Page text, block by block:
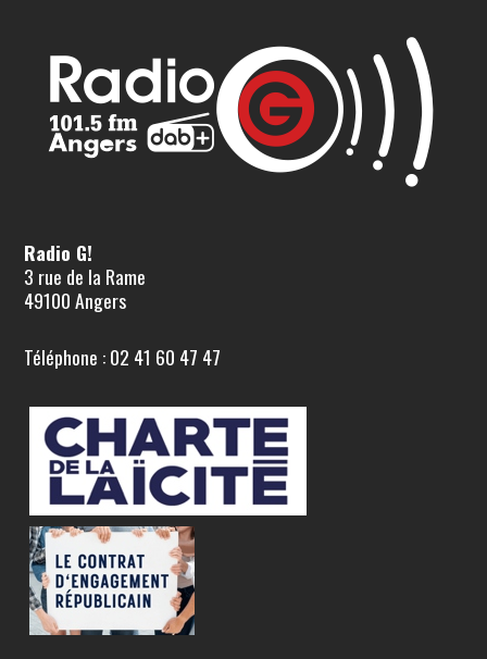
Radio G!
3 rue de la Rame
49100 Angers
Téléphone : 02 41 60 47 47